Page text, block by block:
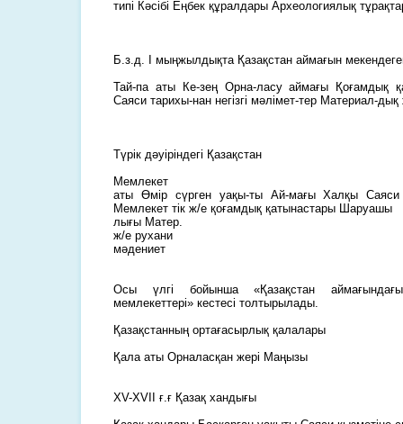
типі Кәсібі Еңбек құралдары Археологиялық
Б.з.д. І мыңжылдықта Қазақстан аймағын
Тай-па аты Ке-зең Орна-ласу аймағы Қоғамдық
Саяси тарихы-нан негізгі мәлімет-тер Материал-
Түрік дәуіріндегі Қазақстан
Мемлекет
аты Өмір сүрген уақы-ты Ай-мағы Халқы Саяси
Мемлекет тік ж/е қоғамдық қатынастары Шаруашы
лығы Матер.
ж/е рухани
мәдениет
Осы үлгі бойынша «Қазақстан
мемлекеттері» кестесі толтырылады.
Қазақстанның ортағасырлық қалалары
Қала аты Орналасқан жері Маңызы
XV-XVII ғ.ғ Қазақ хандығы